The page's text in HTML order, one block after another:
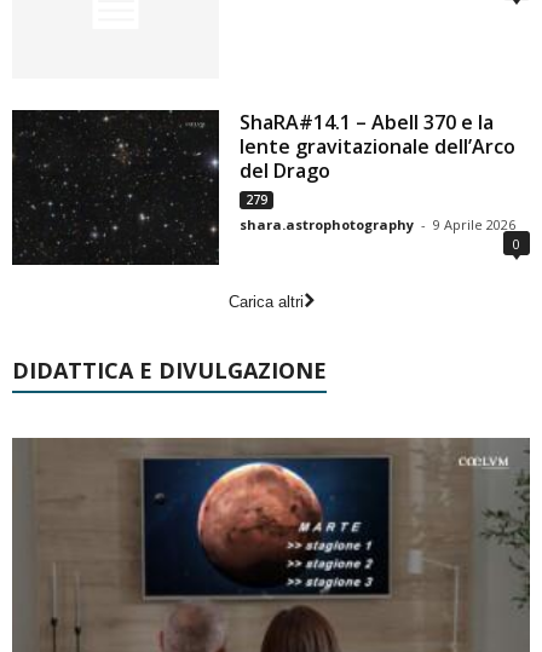
ShaRA#14.1 – Abell 370 e la
lente gravitazionale dell’Arco
del Drago
279
shara.astrophotography - 9 Aprile 2026
0
Carica altri
DIDATTICA E DIVULGAZIONE